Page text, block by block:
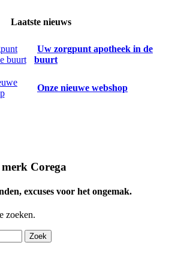
Laatste nieuws
Uw zorgpunt apotheek in de
buurt
Onze nieuwe webshop
merk Corega
excuses voor het ongemak.
zoeken.
Zoek